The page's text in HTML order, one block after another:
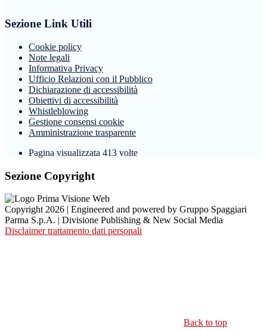
Sezione Link Utili
Cookie policy
Note legali
Informativa Privacy
Ufficio Relazioni con il Pubblico
Dichiarazione di accessibilità
Obiettivi di accessibilità
Whistleblowing
Gestione consensi cookie
Amministrazione trasparente
Pagina visualizzata 413 volte
Sezione Copyright
Copyright 2026 | Engineered and powered by Gruppo Spaggiari
Parma S.p.A. | Divisione Publishing & New Social Media
Disclaimer trattamento dati personali
Back to top